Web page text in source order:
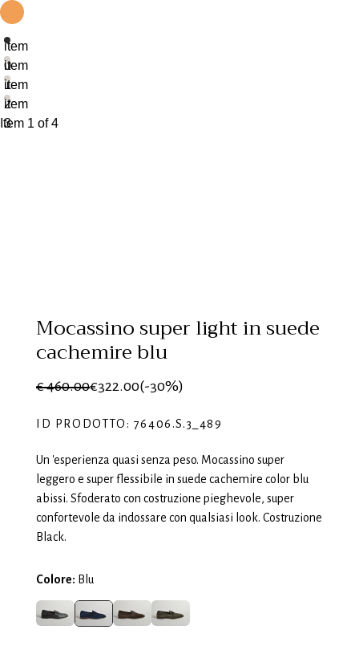
item
0
item
1
item
2
item
3
Item 1 of 4
Mocassino super light in suede
cachemire blu
€ 460.00€322.00(-30%)
ID PRODOTTO: 76406.S.3_489
Un 'esperienza quasi senza peso. Mocassino super
leggero e super flessibile in suede cachemire color blu
abissi. Sfoderato con costruzione pieghevole, super
confortevole da indossare con qualsiasi look. Costruzione
Black.
Colore: Blu